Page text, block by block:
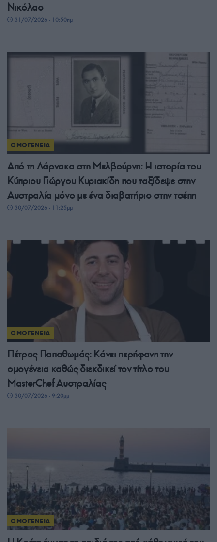
Νικόλαο
31/07/2026 - 10:50πμ
ΟΜΟΓΕΝΕΙΑ
Από τη Λάρνακα στη Μελβούρνη: Η ιστορία του
Κύπριου Γιώργου Κυριακίδη που ταξίδεψε στην
Αυστραλία μόνο με ένα διαβατήριο στην τσέπη
30/07/2026 - 11:25μμ
ΟΜΟΓΕΝΕΙΑ
Πέτρος Παπαθωμάς: Κάνει περήφανη την
ομογένεια καθώς διεκδικεί τον τίτλο του
MasterChef Αυστραλίας
30/07/2026 - 9:20μμ
ΟΜΟΓΕΝΕΙΑ